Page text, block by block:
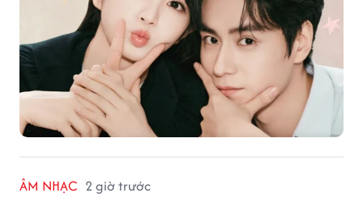
ÂM NHẠC 2 giờ trước